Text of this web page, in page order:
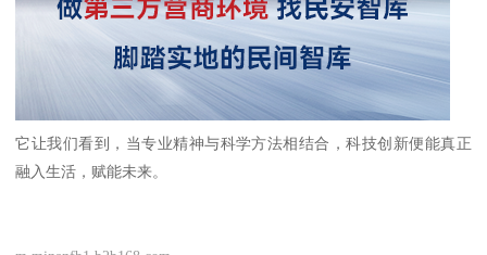
它让我们看到，当专业精神与科学方法相结合，科技创新便能真正
融入生活，赋能未来。